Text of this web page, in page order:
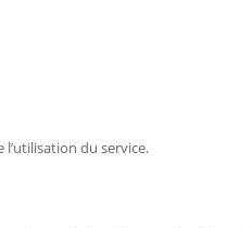
du service.